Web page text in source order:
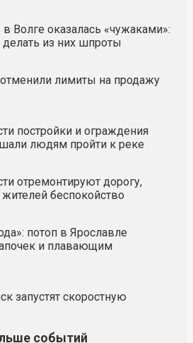
Волге оказалась «чужаками»:
из них шпроты
лимиты на продажу
постройки и ограждения
людям пройти к реке
отремонтируют дорогу,
беспокойство
потоп в Ярославле
и плавающим
запустят скоростную
событий